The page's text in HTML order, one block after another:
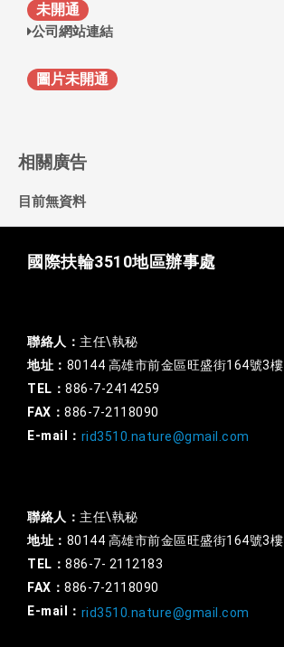
未開通
公司網站連結
圖片未開通
相關廣告
目前無資料
國際扶輪3510地區辦事處
聯絡人： 主任\執秘
地址： 80144 高雄市前金區旺盛街164號3樓
TEL： 886-7-2414259
FAX： 886-7-2118090
E-mail： rid3510.nature@gmail.com
聯絡人： 主任\執秘
地址： 80144 高雄市前金區旺盛街164號3樓
TEL： 886-7- 2112183
FAX： 886-7-2118090
E-mail： rid3510.nature@gmail.com